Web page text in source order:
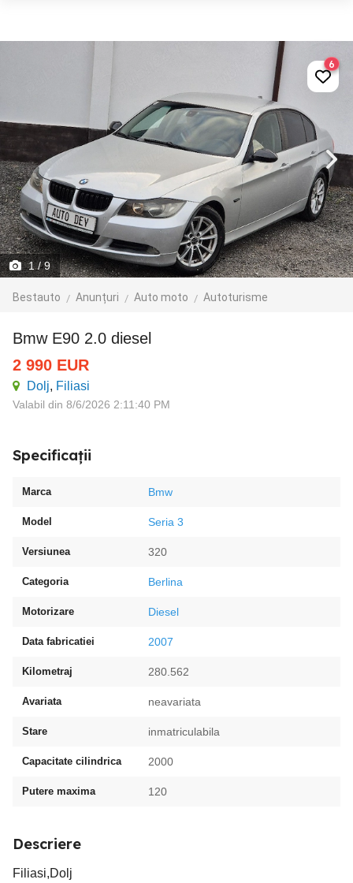
1/ 9
Bestauto Anunțuri Auto moto Autoturisme
6
Bmw E90 2.0 diesel
2 990 EUR
Dolj, Filiasi
Valabil din 8/6/2026 2:11:40 PM
Specificații
Marca Bmw
Model Seria 3
Versiunea 320
Categoria Berlina
Motorizare Diesel
Data fabricatiei 2007
Kilometraj 280.562
Avariata neavariata
Stare inmatriculabila
Capacitate cilindrica 2000
Putere maxima 120
Descriere
Filiasi,Dolj